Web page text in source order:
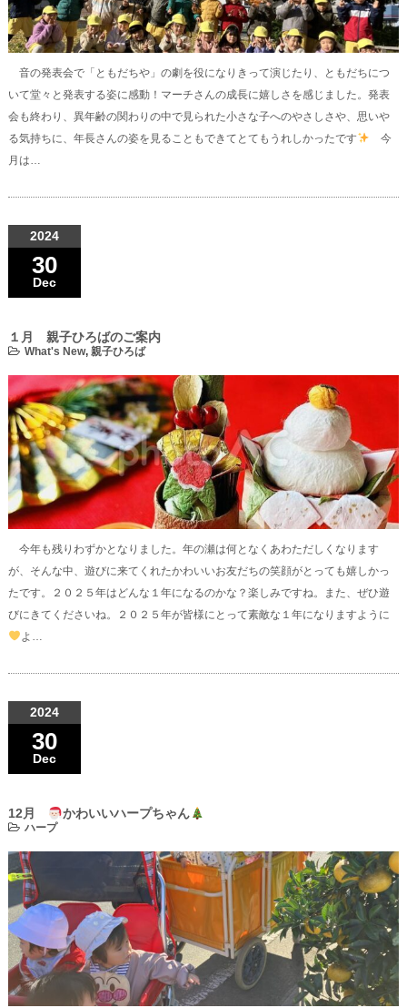
音の発表会で「ともだちや」の劇を役になりきって演じたり、ともだちにつ
いて堂々と発表する姿に感動！マーチさんの成長に嬉しさを感じました。発表
会も終わり、異年齢の関わりの中で見られた小さな子へのやさしさや、思いや
る気持ちに、年長さんの姿を見ることもできてとてもうれしかったです
今
月は…
2024
30
Dec
１月 親子ひろばのご案内
What's New, 親子ひろば
今年も残りわずかとなりました。年の瀬は何となくあわただしくなります
が、そんな中、遊びに来てくれたかわいいお友だちの笑顔がとっても嬉しかっ
たです。２０２５年はどんな１年になるのかな？楽しみですね。また、ぜひ遊
びにきてくださいね。２０２５年が皆様にとって素敵な１年になりますように
よ…
2024
30
Dec
12月 かわいいハープちゃん
ハープ